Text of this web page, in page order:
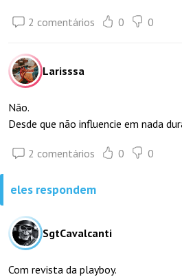
2 comentários 0 0
Larisssa
Não.
Desde que não influencie em nada
2 comentários 0 0
eles respondem
SgtCavalcanti
Com revista da playboy.